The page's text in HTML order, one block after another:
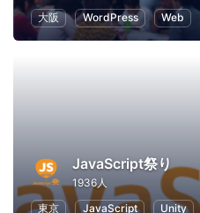
大阪
WordPress Web
JavaScript祭り
1936人
東京
JavaScript Unity